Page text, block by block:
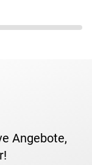
Angebote,